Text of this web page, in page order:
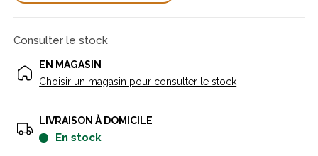
Consulter le stock
EN MAGASIN
Choisir un magasin pour consulter le stock
LIVRAISON À DOMICILE
en stock